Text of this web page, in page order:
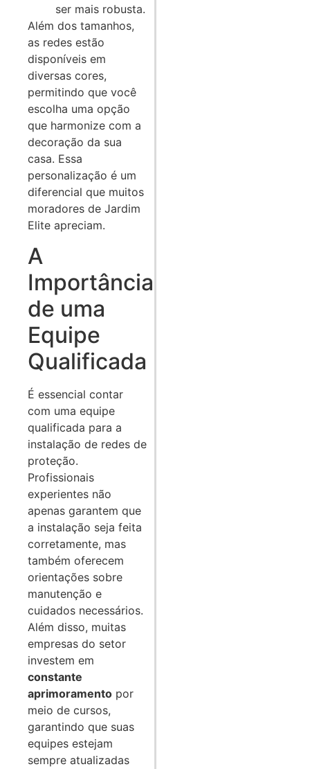
ser mais robusta.
Além dos tamanhos,
as redes estão
disponíveis em
diversas cores,
permitindo que você
escolha uma opção
que harmonize com a
decoração da sua
casa. Essa
personalização é um
diferencial que muitos
moradores de Jardim
Elite apreciam.
A
Importância
de uma
Equipe
Qualificada
É essencial contar
com uma equipe
qualificada para a
instalação de redes de
proteção.
Profissionais
experientes não
apenas garantem que
a instalação seja feita
corretamente, mas
também oferecem
orientações sobre
manutenção e
cuidados necessários.
Além disso, muitas
empresas do setor
investem em
constante
aprimoramento por
meio de cursos,
garantindo que suas
equipes estejam
sempre atualizadas